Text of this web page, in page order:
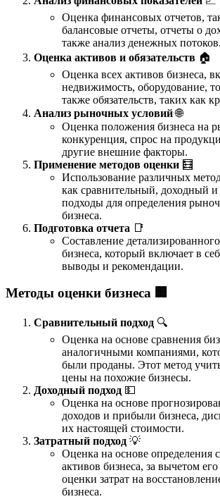
Оценка финансовых отчетов,
балансовые отчеты, отчеты о
также анализ денежных потоков.
Оценка активов и обязательств 🏠
Оценка всех активов бизнеса,
недвижимость, оборудование,
также обязательств, таких как
Анализ рыночных условий🌐
Оценка положения бизнеса на
конкуренция, спрос на
другие внешние факторы.
Применение методов оценки 🧮
Использование различных
как сравнительный, доходный и
подходы для определения
бизнеса.
Подготовка отчета 📑
Составление
бизнеса, который включает в
выводы и рекомендации.
Методы оценки бизнеса 🏢
Сравнительный подход 🔍
Оценка на основе сравнения
аналогичными компаниями,
были проданы. Этот метод
цены на похожие бизнесы.
Доходный подход 💵
Оценка на основе
доходов и прибыли бизнеса,
их настоящей стоимости.
Затратный подход 💡
Оценка на основе определения
активов бизнеса, за вычетом его
оценки затрат на
бизнеса.